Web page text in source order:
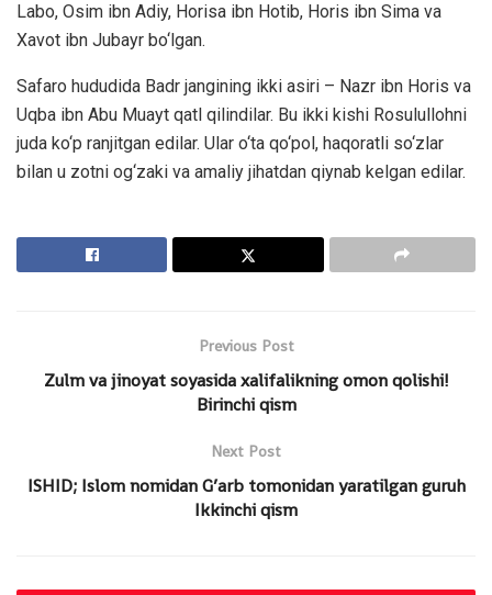
Labo, Osim ibn Adiy, Horisa ibn Hotib, Horis ibn Sima va
Xavot ibn Jubayr bo‘lgan.
Safaro hududida Badr jangining ikki asiri – Nazr ibn Horis va
Uqba ibn Abu Muayt qatl qilindilar. Bu ikki kishi Rosulullohni
juda ko‘p ranjitgan edilar. Ular o‘ta qo‘pol, haqoratli so‘zlar
bilan u zotni og‘zaki va amaliy jihatdan qiynab kelgan edilar.
Previous Post
Zulm va jinoyat soyasida xalifalikning omon qolishi!
Birinchi qism
Next Post
ISHID; Islom nomidan G’arb tomonidan yaratilgan guruh
Ikkinchi qism